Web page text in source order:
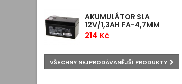
AKUMULÁTOR SLA
12V/1,3AH FA-4,7MM
214 Kč
VŠECHNY NEJPRODÁVANĚJŠÍ PRODUKTY